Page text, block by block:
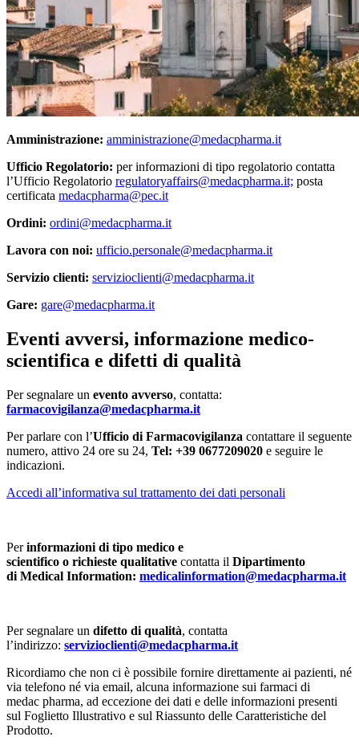
Amministrazione: amministrazione@medacpharma.it
Ufficio Regolatorio: per informazioni di tipo regolatorio contatta
l’Ufficio Regolatorio regulatoryaffairs@medacpharma.it; posta
certificata medacpharma@pec.it
Ordini: ordini@medacpharma.it
Lavora con noi: ufficio.personale@medacpharma.it
Servizio clienti: servizioclienti@medacpharma.it
Gare: gare@medacpharma.it
Eventi avversi, informazione medico-
scientifica e difetti di qualità
Per segnalare un evento avverso, contatta:
farmacovigilanza@medacpharma.it
Per parlare con l’Ufficio di Farmacovigilanza contattare il seguente
numero, attivo 24 ore su 24, Tel: +39 0677209020 e seguire le
indicazioni.
Accedi all’informativa sul trattamento dei dati personali
Perinformazioni di tipo medico e
scientifico o richieste qualitative contatta il Dipartimento
di Medical Information: medicalinformation@medacpharma.it
Per segnalare un difetto di qualità, contatta
l’indirizzo: servizioclienti@medacpharma.it
Ricordiamo che non ci è possibile fornire direttamente ai pazienti, né
via telefono né via email, alcuna informazione sui farmaci di
medac pharma, ad eccezione dei dati e delle informazioni presenti
sul Foglietto Illustrativo e sul Riassunto delle Caratteristiche del
Prodotto.